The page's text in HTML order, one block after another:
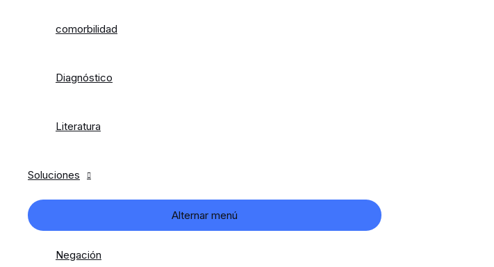
comorbilidad
Diagnóstico
Literatura
Soluciones
Alternar menú
Negación